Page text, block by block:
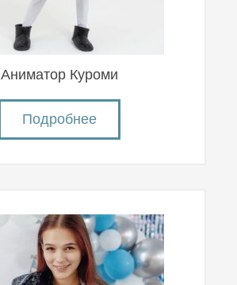
Аниматор Куроми
Подробнее